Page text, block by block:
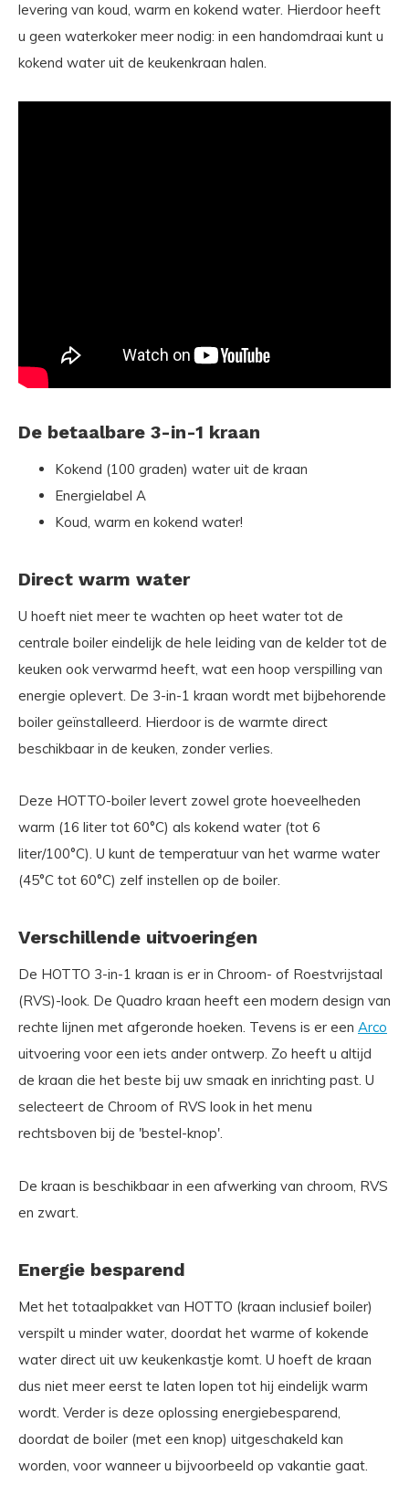
levering van koud, warm en kokend water. Hierdoor heeft
u geen waterkoker meer nodig: in een handomdraai kunt u
kokend water uit de keukenkraan halen.
De betaalbare 3-in-1 kraan
Kokend (100 graden) water uit de kraan
Energielabel A
Koud, warm en kokend water!
Direct warm water
U hoeft niet meer te wachten op heet water tot de
centrale boiler eindelijk de hele leiding van de kelder tot de
keuken ook verwarmd heeft, wat een hoop verspilling van
energie oplevert. De 3-in-1 kraan wordt met bijbehorende
boiler geïnstalleerd. Hierdoor is de warmte direct
beschikbaar in de keuken, zonder verlies.
Deze HOTTO-boiler levert zowel grote hoeveelheden
warm (16 liter tot 60°C) als kokend water (tot 6
liter/100°C). U kunt de temperatuur van het warme water
(45°C tot 60°C) zelf instellen op de boiler.
Verschillende uitvoeringen
De HOTTO 3-in-1 kraan is er in Chroom- of Roestvrijstaal
(RVS)-look. De Quadro kraan heeft een modern design van
rechte lijnen met afgeronde hoeken. Tevens is er een Arco
uitvoering voor een iets ander ontwerp. Zo heeft u altijd
de kraan die het beste bij uw smaak en inrichting past. U
selecteert de Chroom of RVS look in het menu
rechtsboven bij de 'bestel-knop'.
De kraan is beschikbaar in een afwerking van chroom, RVS
en zwart.
Energie besparend
Met het totaalpakket van HOTTO (kraan inclusief boiler)
verspilt u minder water, doordat het warme of kokende
water direct uit uw keukenkastje komt. U hoeft de kraan
dus niet meer eerst te laten lopen tot hij eindelijk warm
wordt. Verder is deze oplossing energiebesparend,
doordat de boiler (met een knop) uitgeschakeld kan
worden, voor wanneer u bijvoorbeeld op vakantie gaat.